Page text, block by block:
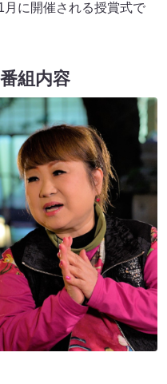
に開催される授賞式で
組内容